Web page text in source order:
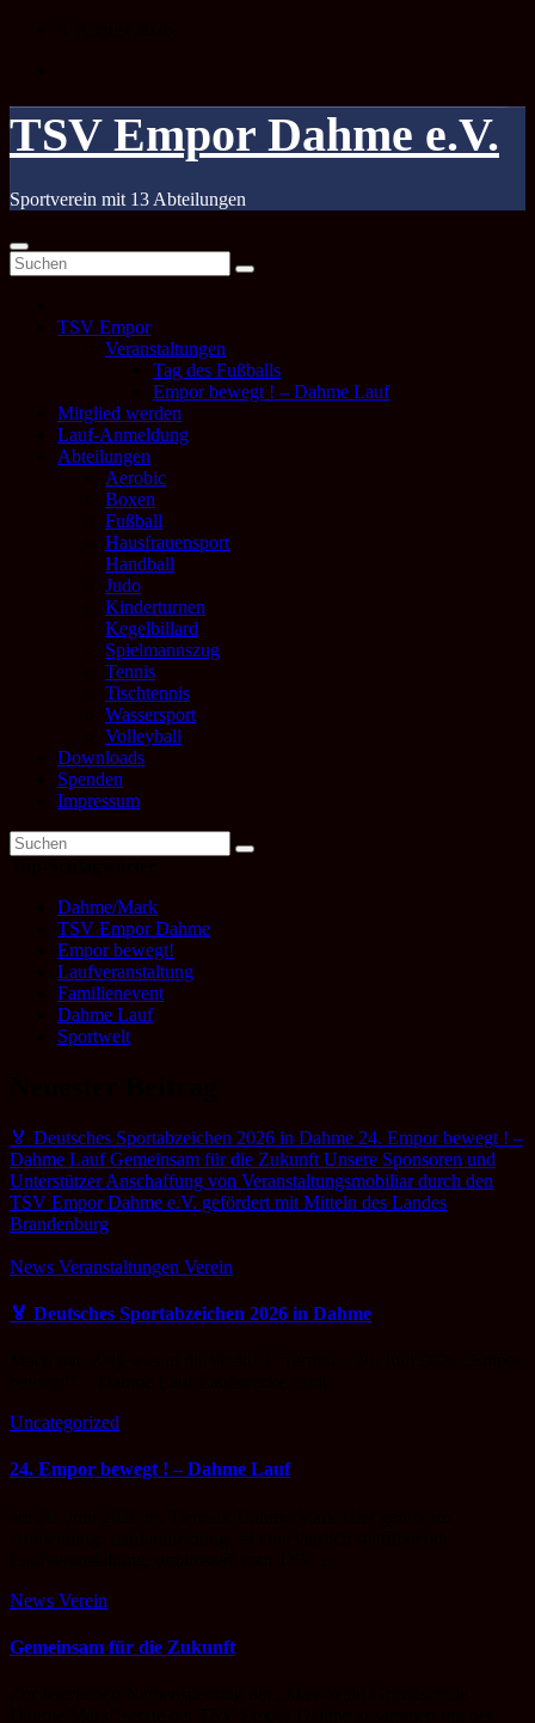
TSV Empor Dahme e.V.
Sportverein mit 13 Abteilungen
TSV Empor
Veranstaltungen
Tag des Fußballs
Empor bewegt ! – Dahme Lauf
Mitglied werden
Lauf-Anmeldung
Abteilungen
Aerobic
Boxen
Fußball
Hausfrauensport
Handball
Judo
Kinderturnen
Kegelbillard
Spielmannszug
Tennis
Tischtennis
Wassersport
Volleyball
Downloads
Spenden
Impressum
Dahme/Mark
TSV Empor Dahme
Empor bewegt!
Laufveranstaltung
Familienevent
Dahme Lauf
Sportwelt
🏅 Deutsches Sportabzeichen 2026 in Dahme 24. Empor bewegt ! –
Dahme Lauf Gemeinsam für die Zukunft Unsere Sponsoren und
Unterstützer Anschaffung von Veranstaltungsmobiliar durch den
TSV Empor Dahme e.V. gefördert mit Mitteln des Landes
Brandenburg
News Veranstaltungen Verein
🏅 Deutsches Sportabzeichen 2026 in Dahme
Uncategorized
24. Empor bewegt ! – Dahme Lauf
News Verein
Gemeinsam für die Zukunft